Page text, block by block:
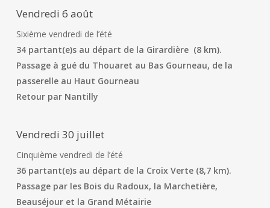
Vendredi 6 août
Sixième vendredi de l’été
34 partant(e)s au départ de la Girardière (8 km).
Passage à gué du Thouaret au Bas Gourneau, de la
passerelle au Haut Gourneau
Retour par Nantilly
Vendredi 30 juillet
Cinquième vendredi de l’été
36 partant(e)s au départ de la Croix Verte (8,7 km).
Passage par les Bois du Radoux, la Marchetière,
Beauséjour et la Grand Métairie